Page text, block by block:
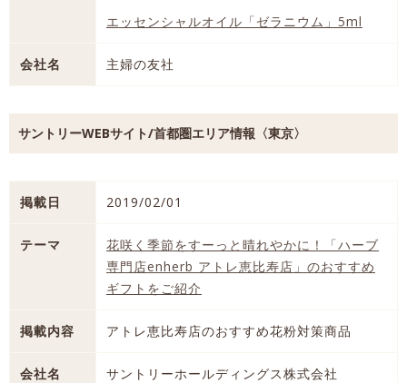
エッセンシャルオイル「ゼラニウム」5ml
会社名 主婦の友社
サントリーWEBサイト/首都圏エリア情報〈東京〉
掲載日 2019/02/01
テーマ
花咲く季節をすーっと晴れやかに！「ハーブ
専門店enherb アトレ恵比寿店」のおすすめ
ギフトをご紹介
掲載内容 アトレ恵比寿店のおすすめ花粉対策商品
会社名 サントリーホールディングス株式会社